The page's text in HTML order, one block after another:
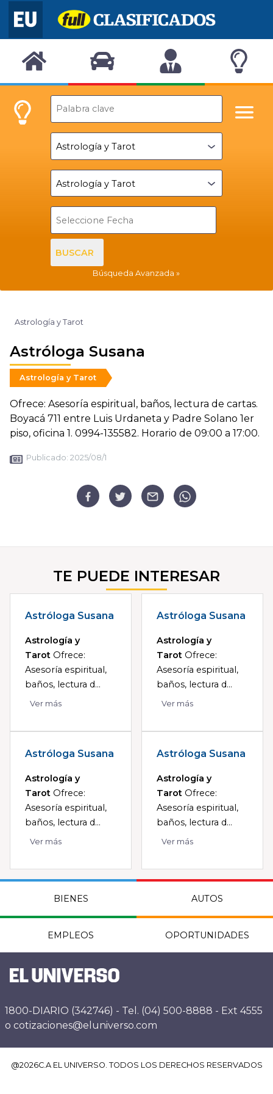
BUSCAR
Búsqueda Avanzada
Astrología y Tarot
Astróloga Susana
Astrología y Tarot
Ofrece: Asesoría espiritual, baños, lectura de cartas.
Boyacá 711 entre Luis Urdaneta y Padre Solano 1er
piso, oficina 1. 0994-135582. Horario de 09:00 a 17:00.
Publicado: 2025/08/1
TE PUEDE INTERESAR
Astróloga Susana
Astrología y
Tarot Ofrece:
Asesoría espiritual,
baños, lectura d...
Ver más
Astróloga Susana
Astrología y
Tarot Ofrece:
Asesoría espiritual,
baños, lectura d...
Ver más
Astróloga Susana
Astrología y
Tarot Ofrece:
Asesoría espiritual,
baños, lectura d...
Ver más
Astróloga Susana
Astrología y
Tarot Ofrece:
Asesoría espiritual,
baños, lectura d...
Ver más
BIENES AUTOS
EMPLEOS OPORTUNIDADES
1800-DIARIO (342746) - Tel. (04) 500-8888 - Ext 4555
o cotizaciones@eluniverso.com
@2026C.A EL UNIVERSO. TODOS LOS DERECHOS RESERVADOS